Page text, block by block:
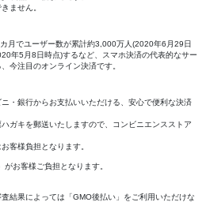
ません。
月でユーザー数が累計約3,000万人(2020年6月29日
年5月8日時点)するなど、スマホ決済の代表的なサー
今注目のオンライン決済です。
・銀行からお支払いいただける、安心で便利な決済
ガキを郵送いたしますので、コンビニエンスストア
客様負担となります。
お客様ご負担となります。
結果によっては「GMO後払い」をご利用いただけな